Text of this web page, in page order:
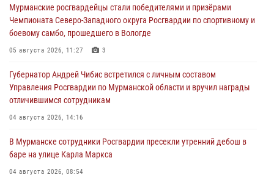
Мурманские росгвардейцы стали победителями и призёрами
Чемпионата Северо-Западного округа Росгвардии по спортивному и
боевому самбо, прошедшего в Вологде
05 августа 2026, 11:27 3
Губернатор Андрей Чибис встретился с личным составом
Управления Росгвардии по Мурманской области и вручил награды
отличившимся сотрудникам
04 августа 2026, 14:16
В Мурманске сотрудники Росгвардии пресекли утренний дебош в
баре на улице Карла Маркса
04 августа 2026, 08:54